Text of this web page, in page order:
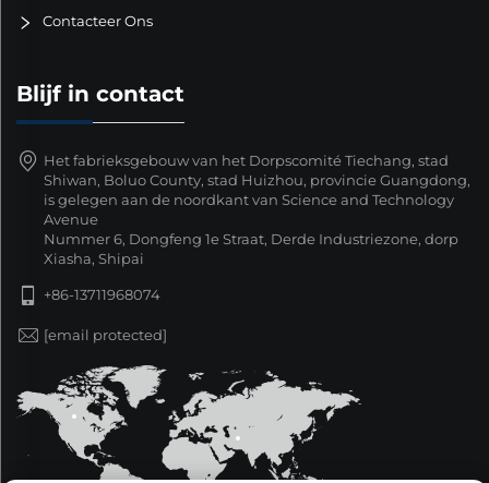
Contacteer Ons
Blijf in contact
Het fabrieksgebouw van het Dorpscomité Tiechang, stad
Shiwan, Boluo County, stad Huizhou, provincie Guangdong,
is gelegen aan de noordkant van Science and Technology
Avenue
Nummer 6, Dongfeng 1e Straat, Derde Industriezone, dorp
Xiasha, Shipai
+86-13711968074
[email protected]